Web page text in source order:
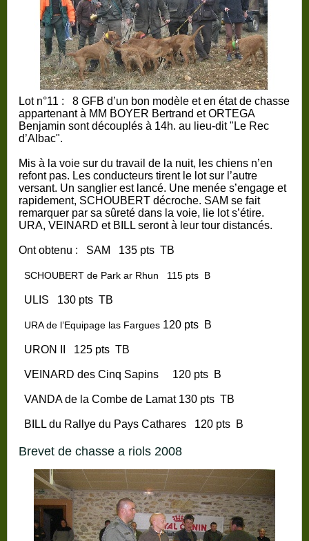
Lot n°11 : 8 GFB d’un bon modèle et en état de chasse
appartenant à MM BOYER Bertrand etORTEGA
Benjamin sont découplés à 14h. au lieu-dit "Le Rec
d’Albac".
Mis à la voie sur du travail de la nuit, les chiens n’en
refont pas. Les conducteurs tirent le lot sur l’autre
versant. Un sanglier est lancé. Une menée s’engage et
rapidement, SCHOUBERT décroche. SAM se fait
remarquer par sa sûreté dans la voie, lie lot s’étire.
URA, VEINARD et BILL seront à leur tour distancés.
Ont obtenu : SAM 135 pts TB
SCHOUBERT de Park ar Rhun 115 pts B
ULIS 130 pts TB
URA de l’Equipage las Fargues 120 pts B
URON II 125 pts TB
VEINARD des Cinq Sapins 120 pts B
VANDA de la Combe de Lamat 130 pts TB
BILL du Rallye du Pays Cathares 120 pts B
brevet de chasse a riols 2008